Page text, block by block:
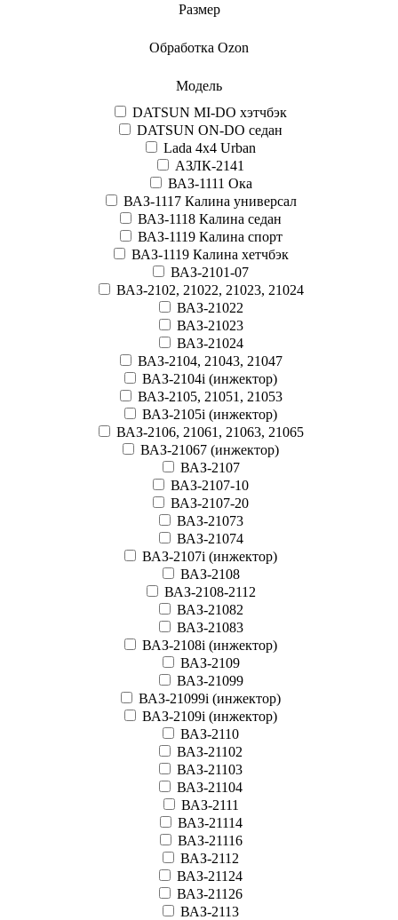
Размер
Обработка Ozon
Модель
DATSUN MI-DO хэтчбэк
DATSUN ON-DO седан
Lada 4x4 Urban
АЗЛК-2141
ВАЗ-1111 Ока
ВАЗ-1117 Калина универсал
ВАЗ-1118 Калина седан
ВАЗ-1119 Калина спорт
ВАЗ-1119 Калина хетчбэк
ВАЗ-2101-07
ВАЗ-2102, 21022, 21023, 21024
ВАЗ-21022
ВАЗ-21023
ВАЗ-21024
ВАЗ-2104, 21043, 21047
ВАЗ-2104i (инжектор)
ВАЗ-2105, 21051, 21053
ВАЗ-2105i (инжектор)
ВАЗ-2106, 21061, 21063, 21065
ВАЗ-21067 (инжектор)
ВАЗ-2107
ВАЗ-2107-10
ВАЗ-2107-20
ВАЗ-21073
ВАЗ-21074
ВАЗ-2107i (инжектор)
ВАЗ-2108
ВАЗ-2108-2112
ВАЗ-21082
ВАЗ-21083
ВАЗ-2108i (инжектор)
ВАЗ-2109
ВАЗ-21099
ВАЗ-21099i (инжектор)
ВАЗ-2109i (инжектор)
ВАЗ-2110
ВАЗ-21102
ВАЗ-21103
ВАЗ-21104
ВАЗ-2111
ВАЗ-21114
ВАЗ-21116
ВАЗ-2112
ВАЗ-21124
ВАЗ-21126
ВАЗ-2113